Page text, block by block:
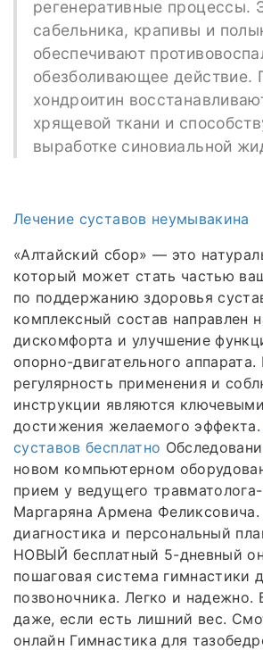
регенеративные процессы.
сабельника, крапивы и
обеспечивают
обезболивающее действие.
хондроитин
хрящевой ткани и
выработке синовиальной
Лечение суставов неумывакина
«Алтайский сбор» — это
который может стать частью
по поддержанию здоровья
комплексный состав направлен
дискомфорта и улучшение
опорно-двигательного
регулярность применения и
инструкции являются
достижения желаемого эффекта.
суставов бесплатно
новом компьютерном
прием у ведущего
Маргаряна Армена Феликсовича.
диагностика и персональный
НОВЫЙ бесплатный 5-дневный
пошаговая система гимнастики
позвоночника. Легко и надежно.
даже, если есть лишний вес.
онлайн Гимнастика для